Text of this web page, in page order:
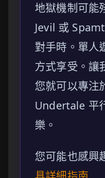
地獄機制可能
Jevil 或
對手時。單人
方式享受。讓
您就可以專注
Undertale 平
樂。
您可能也感興